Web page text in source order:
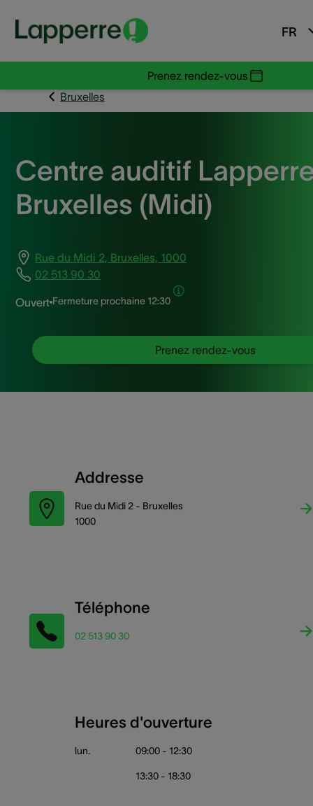
FR
Prenez rendez-vous
Bruxelles
Centre auditif
Bruxelles (Midi)
Rue du Midi 2, Bruxelles, 1000
02 513 90 30
Ouvert Fermeture prochaine 12:30
Prenez rendez-vous
Addresse
Rue du Midi 2 - Bruxelles
1000
Téléphone
02 513 90 30
Heures d'ouverture
lun. 09:00 - 12:30
13:30 - 18:30